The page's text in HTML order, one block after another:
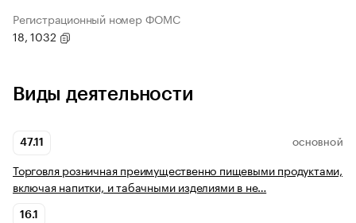
Регистрационный номер ФОМС
18, 1032
Виды деятельности
47.11 ОСНОВНОЙ
Торговля розничная преимущественно пищевыми продуктами,
включая напитки, и табачными изделиями в не…
16.1